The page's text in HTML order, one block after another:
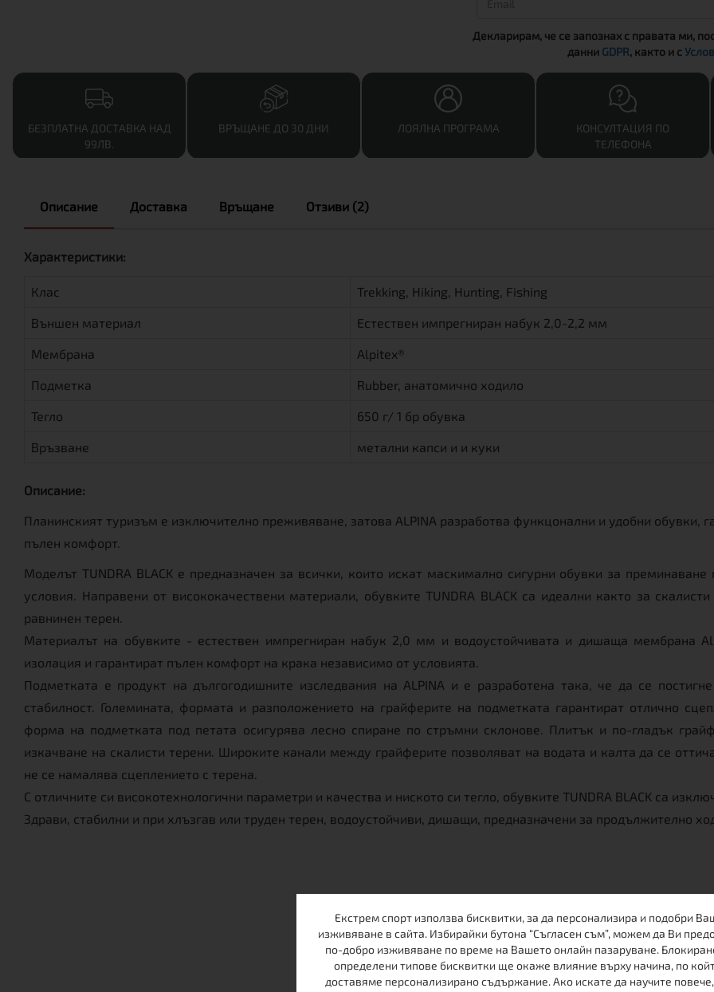
Декларирам, че се запознах с правата ми,
данни GDPR, както и с
БЕЗПЛАТНА ДОСТАВКА НАД
99ЛВ.
ВРЪЩАНЕ ДО 30 ДНИ ЛОЯЛНА ПРОГРАМА
КОНСУЛТАЦИЯ ПО
ТЕЛЕФОНА
Описание Доставка Връщане Отзиви (2)
Характеристики:
Клас Trekking, Hiking, Hunting, Fishing
Външен материал Естествен импрегниран набук 2,0-2,2 мм
Мембрана Alpitex®
Подметка Rubber, анатомично ходило
Тегло 650 г/ 1 бр обувка
Връзване метални капси и и куки
Описание:
Планинският туризъм е изключително преживяване, затова ALPINA разработва функцонални и удобни обувки,
пълен комфорт.
Моделът TUNDRA BLACK е предназначен за всички, които искат маскимално сигурни обувки за
условия. Направени от висококачествени материали, обувките TUNDRA BLACK са идеални както за
равнинен терен.
Материалът на обувките - естествен импрегниран набук 2,0 мм и водоустойчивата и дишаща мембрана
изолация и гарантират пълен комфорт на крака независимо от условията.
Подметката е продукт на дългогодишните изследвания на ALPINA и е разработена така, че да се
стабилност. Големината, формата и разположението на грайферите на подметката гарантират отлично
форма на подметката под петата осигурява лесно спиране по стръмни склонове. Плитък и по-гладък
изкачване на скалисти терени. Широките канали между грайферите позволяват на водата и калта да се
не се намалява сцеплението с терена.
С отличните си високотехнологични параметри и качества и ниското си тегло, обувките TUNDRA BLACK са
Здрави, стабилни и при хлъзгав или труден терен, водоустойчиви, дишащи, предназначени за продължително
ПРЕПОРЪЧАНИ ПРОДУКТИ
Екстрем спорт използва бисквитки, за да персонализира и подобри
изживяване в сайта. Избирайки бутона “Съгласен съм”, можем да Ви
по-добро изживяване по време на Вашето онлайн пазаруване.
определени типове бисквитки ще окаже влияние върху начина, по
доставяме персонализирано съдържание. Ако искате да научите